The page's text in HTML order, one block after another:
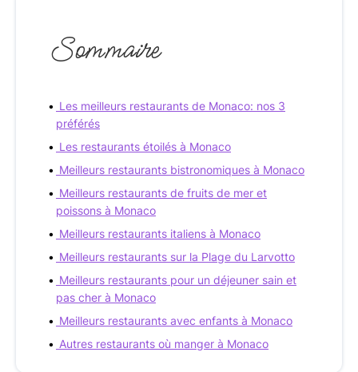
Sommaire
Les meilleurs restaurants de Monaco: nos 3
préférés
Les restaurants étoilés à Monaco
Meilleurs restaurants bistronomiques à Monaco
Meilleurs restaurants de fruits de mer et
poissons à Monaco
Meilleurs restaurants italiens à Monaco
Meilleurs restaurants sur la Plage du Larvotto
Meilleurs restaurants pour un déjeuner sain et
pas cher à Monaco
Meilleurs restaurants avec enfants à Monaco
Autres restaurants où manger à Monaco